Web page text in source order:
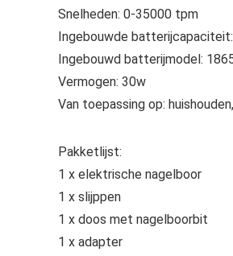
Snelheden: 0-35000 tpm
Ingebouwde
Ingebouwd batterijmodel:
Vermogen: 30w
Van toepassing op:
Pakketlijst:
1 x elektrische nagelboor
1 x slijppen
1 x doos met nagelboorbit
1 x adapter